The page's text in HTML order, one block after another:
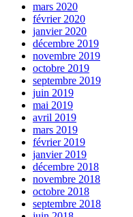
mars 2020
février 2020
janvier 2020
décembre 2019
novembre 2019
octobre 2019
septembre 2019
juin 2019
mai 2019
avril 2019
mars 2019
février 2019
janvier 2019
décembre 2018
novembre 2018
octobre 2018
septembre 2018